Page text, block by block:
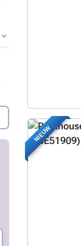
NIEUW